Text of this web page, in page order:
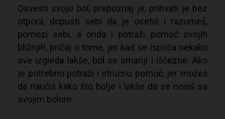
Osvesti svoju bol, prepoznaj je, prihvati je bez
otpora, dopusti sebi da je osetiš i razumeš,
pomozi sebi, a onda i potraži pomoć svojih
bližnjih, pričaj o tome, jer kad se ispriča nekako
sve izgleda lakše, bol se smanji i iščezne. Ako
je potrebno potraži i stručnu pomoć, jer možeš
da naučiš kako što bolje i lakše da se nosiš sa
svojim bolom.